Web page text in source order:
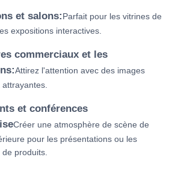
et salons:Parfait pour les vitrines de
expositions interactives.
commerciaux et les
Attirez l'attention avec des images
et conférences
Créer une atmosphère de scène de
pour les présentations ou les
produits.